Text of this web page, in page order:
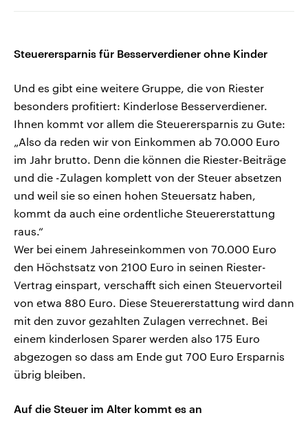
Steuerersparnis für Besserverdiener ohne Kinder
Und es gibt eine weitere Gruppe, die von Riester
besonders profitiert: Kinderlose Besserverdiener.
Ihnen kommt vor allem die Steuerersparnis zu Gute:
„Also da reden wir von Einkommen ab 70.000 Euro
im Jahr brutto. Denn die können die Riester-Beiträge
und die -Zulagen komplett von der Steuer absetzen
und weil sie so einen hohen Steuersatz haben,
kommt da auch eine ordentliche Steuererstattung
raus.“
Wer bei einem Jahreseinkommen von 70.000 Euro
den Höchstsatz von 2100 Euro in seinen Riester-
Vertrag einspart, verschafft sich einen Steuervorteil
von etwa 880 Euro. Diese Steuererstattung wird dann
mit den zuvor gezahlten Zulagen verrechnet. Bei
einem kinderlosen Sparer werden also 175 Euro
abgezogen so dass am Ende gut 700 Euro Ersparnis
übrig bleiben.
Auf die Steuer im Alter kommt es an